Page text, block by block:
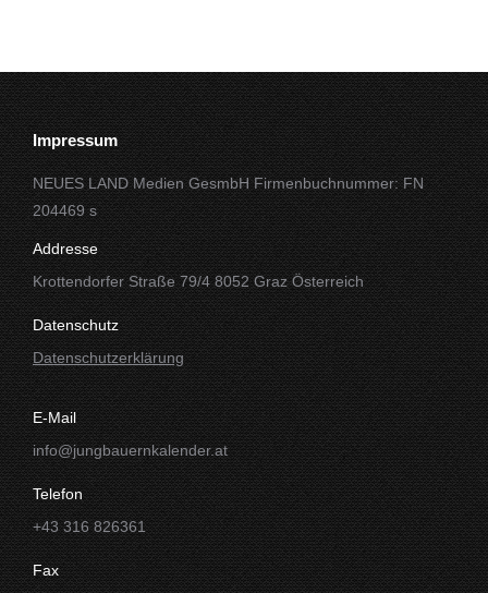
Impressum
NEUES LAND Medien GesmbH Firmenbuchnummer: FN
204469 s
Addresse
Krottendorfer Straße 79/4 8052 Graz Österreich
Datenschutz
Datenschutzerklärung
E-Mail
info@jungbauernkalender.at
Telefon
+43 316 826361
Fax